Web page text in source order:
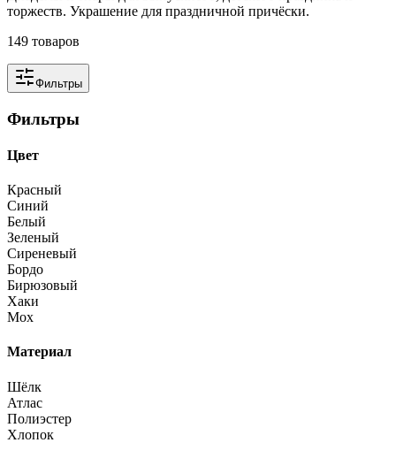
торжеств. Украшение для праздничной причёски.
149 товаров
Фильтры
Фильтры
Цвет
Красный
Синий
Белый
Зеленый
Сиреневый
Бордо
Бирюзовый
Хаки
Мох
Материал
Шёлк
Атлас
Полиэстер
Хлопок